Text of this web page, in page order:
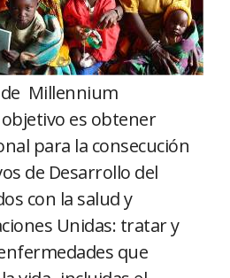
de Millennium
es obtener
para la consecución
de Desarrollo del
con la salud y
Unidas: tratar y
que